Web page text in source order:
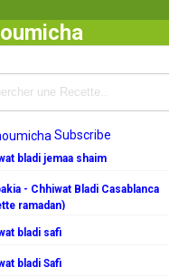
Subscribe
bladi jemaa shaim
- Chhiwat Bladi Casablanca
ramadan)
bladi safi
bladi Safi